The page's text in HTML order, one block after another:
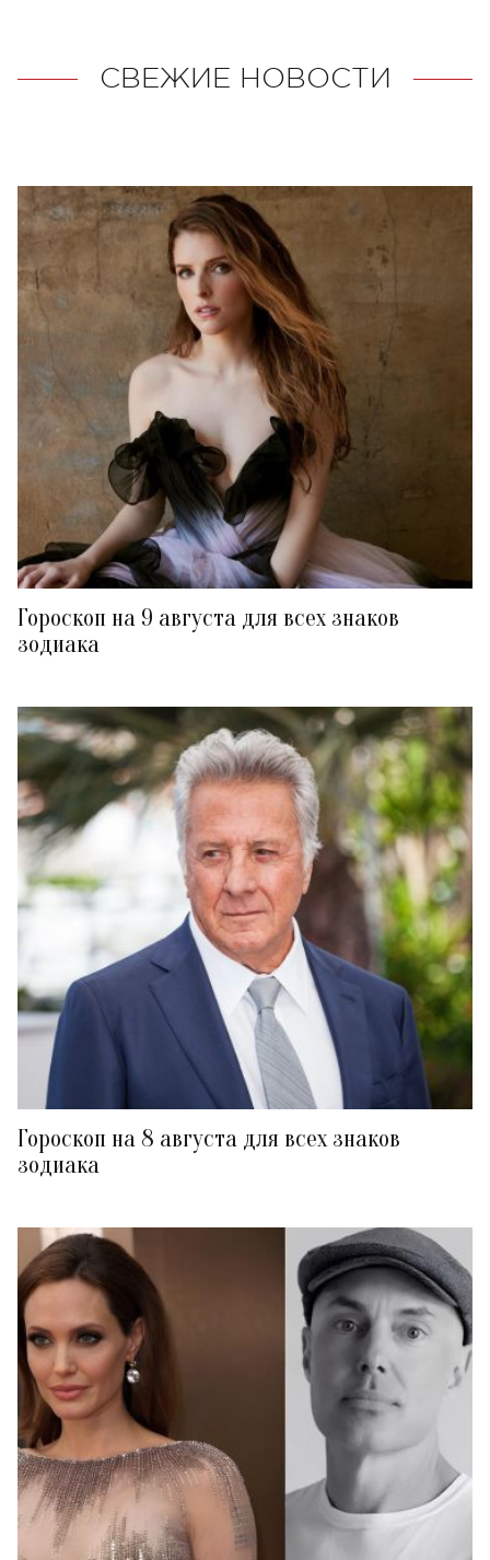
СВЕЖИЕ НОВОСТИ
Гороскоп на 9 августа для всех знаков
зодиака
Гороскоп на 8 августа для всех знаков
зодиака